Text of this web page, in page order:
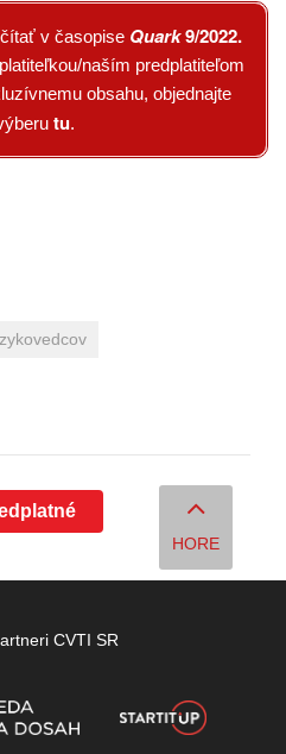
v časopise Quark9/2022.
naším predplatiteľom
obsahu, objednajte
tu.
HORE
CVTI SR